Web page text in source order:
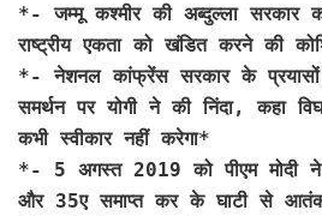
*- जम्मू कश्मीर की अब्दुल्ला सरकार
राष्ट्रीय एकता को खंडित करने की
*- नेशनल कांफ्रेंस सरकार के
समर्थन पर योगी ने की निंदा, कहा
कभी स्वीकार नहीं करेगा*
*- 5 अगस्त 2019 को पीएम मोदी ने
और 35ए समाप्त कर के घाटी से